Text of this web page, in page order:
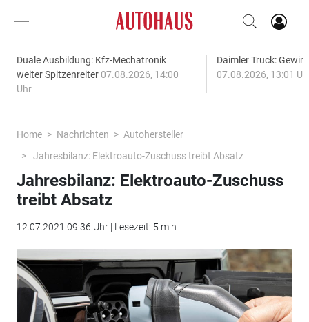
Duale Ausbildung: Kfz-Mechatronik
weiter Spitzenreiter 07.08.2026, 14:00
Uhr
Daimler Truck:
07.08.2026, 13:01
Home Nachrichten
Autohersteller
Jahresbilanz: Elektroauto-Zuschuss treibt Absatz
Jahresbilanz: Elektroauto-Zuschuss
treibt Absatz
12.07.2021 09:36 Uhr | Lesezeit: 5 min